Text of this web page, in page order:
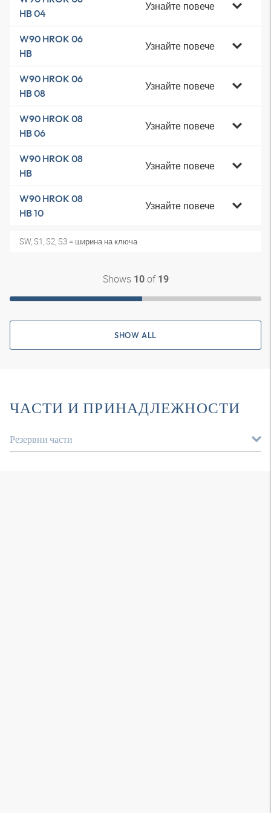
HB 04
Узнайте повече
W90 HROK 06
HB
Узнайте повече
W90 HROK 06
HB 08
Узнайте повече
W90 HROK 08
HB 06
Узнайте повече
W90 HROK 08
HB
Узнайте повече
W90 HROK 08
HB 10
Узнайте повече
SW, S1, S2, S3 = ширина на ключа
Shows 10of 19
SHOW ALL
ЧАСТИ И ПРИНАДЛЕЖНОСТИ
Резервни части